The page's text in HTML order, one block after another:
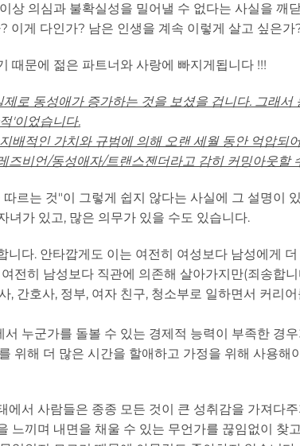
상 의심과 불확실성을 밀어낼 수 없다는 사실을 깨
이게 다인가? 남은 인생을 계속 이렇게 살고 싶은가
때문에 젊은 파트너와 사랑에 빠지게됩니다 !!!
로 동성애가 증가하는 것을 보셨을 겁니다. 그래
'이었습니다.
배적인 가치와 규범에 의해 오랜 세월 동안 억압되
즈비언/동성애자/트랜스젠더라고 감히 커밍아웃할
르는 것"이 그렇게 쉽지 않다는 사실에 그 설명이
녀가 있고, 많은 의무가 있을 수도 있습니다.
니다. 안타깝게도 이는 여전히 여성보다 남성에게
전히 남성보다 직관에 의존해 살아가지만(죄송합
, 간호사, 정부, 여자 친구, 청소부로 일하면서 커리
누군가를 돌볼 수 있는 경제적 능력이 부족한 경
위해 더 많은 시간을 할애하고 가정을 위해 사용해
에서 사람들은 종종 모든 것이 큰 성취감을 가져다
느끼며 내면을 채울 수 있는 무언가를 끊임없이 찾